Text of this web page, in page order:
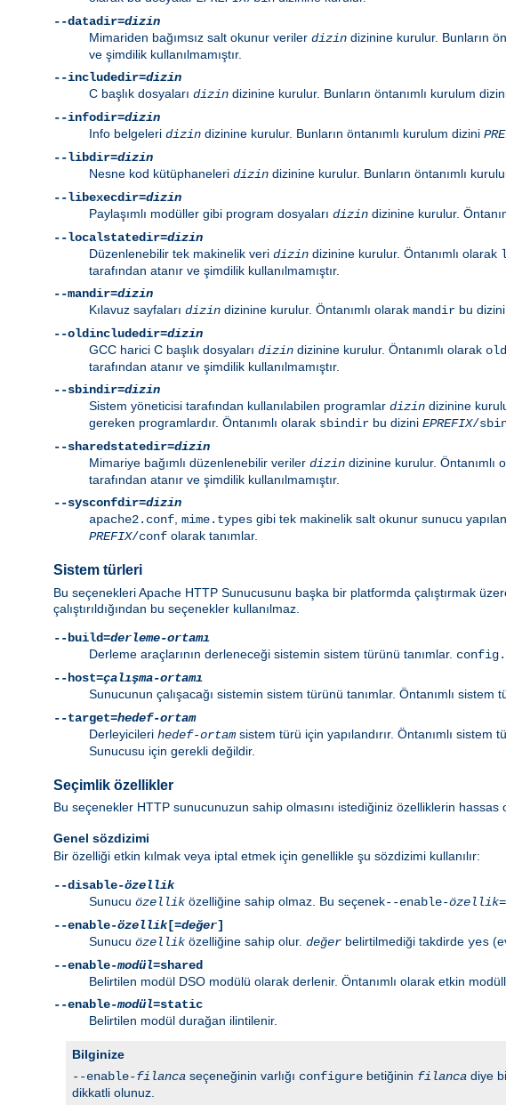
--datadir=dizin
Mimariden bağımsız salt okunur veriler dizin dizinine kurulur. Bunların
ve şimdilik kullanılmamıştır.
--includedir=dizin
C başlık dosyaları dizin dizinine kurulur. Bunların öntanımlı kurulum
--infodir=dizin
Info belgeleri dizin dizinine kurulur. Bunların öntanımlı kurulum dizini
--libdir=dizin
Nesne kod kütüphaneleri dizin dizinine kurulur. Bunların öntanımlı
--libexecdir=dizin
Paylaşımlı modüller gibi program dosyaları dizin dizinine kurulur.
--localstatedir=dizin
Düzenlenebilir tek makinelik veri dizin dizinine kurulur. Öntanımlı olarak
tarafından atanır ve şimdilik kullanılmamıştır.
--mandir=dizin
Kılavuz sayfaları dizin dizinine kurulur. Öntanımlı olarak mandir bu dizini
--oldincludedir=dizin
GCC harici C başlık dosyaları dizin dizinine kurulur. Öntanımlı olarak
tarafından atanır ve şimdilik kullanılmamıştır.
--sbindir=dizin
Sistem yöneticisi tarafından kullanılabilen programlar dizin dizinine
gereken programlardır. Öntanımlı olarak sbindir bu dizini EPREFIX/
--sharedstatedir=dizin
Mimariye bağımlı düzenlenebilir veriler dizin dizinine kurulur. Öntanımlı
tarafından atanır ve şimdilik kullanılmamıştır.
--sysconfdir=dizin
apache2.conf mime.types gibi tek makinelik salt okunur sunucu
PREFIX/conf olarak tanımlar.
Sistem türleri
Bu seçenekleri Apache HTTP Sunucusunu başka bir platformda çalıştırmak
çalıştırıldığından bu seçenekler kullanılmaz.
--build=derleme-ortamı
Derleme araçlarının derleneceği sistemin sistem türünü tanımlar.
--host=çalışma-ortamı
Sunucunun çalışacağı sistemin sistem türünü tanımlar. Öntanımlı sistem
--target=hedef-ortam
Derleyicileri hedef-ortam sistem türü için yapılandırır. Öntanımlı sistem
Sunucusu için gerekli değildir.
Seçimlik özellikler
Bu seçenekler HTTP sunucunuzun sahip olmasını istediğiniz özelliklerin hassas
Genel sözdizimi
Bir özelliği etkin kılmak veya iptal etmek için genellikle şu sözdizimi kullanılır:
--disable-özellik
Sunucu özellik özelliğine sahip olmaz. Bu seçenek--enable-özellik
--enable-özellik[=değer]
Sunucu özellik özelliğine sahip olur. değer belirtilmediği takdirde yes
--enable-modül=shared
Belirtilen modül DSO modülü olarak derlenir. Öntanımlı olarak etkin
--enable-modül=static
Belirtilen modül durağan ilintilenir.
Bilginize
--enable-filanca seçeneğinin varlığı configure betiğinin filanca diye
dikkatli olunuz.